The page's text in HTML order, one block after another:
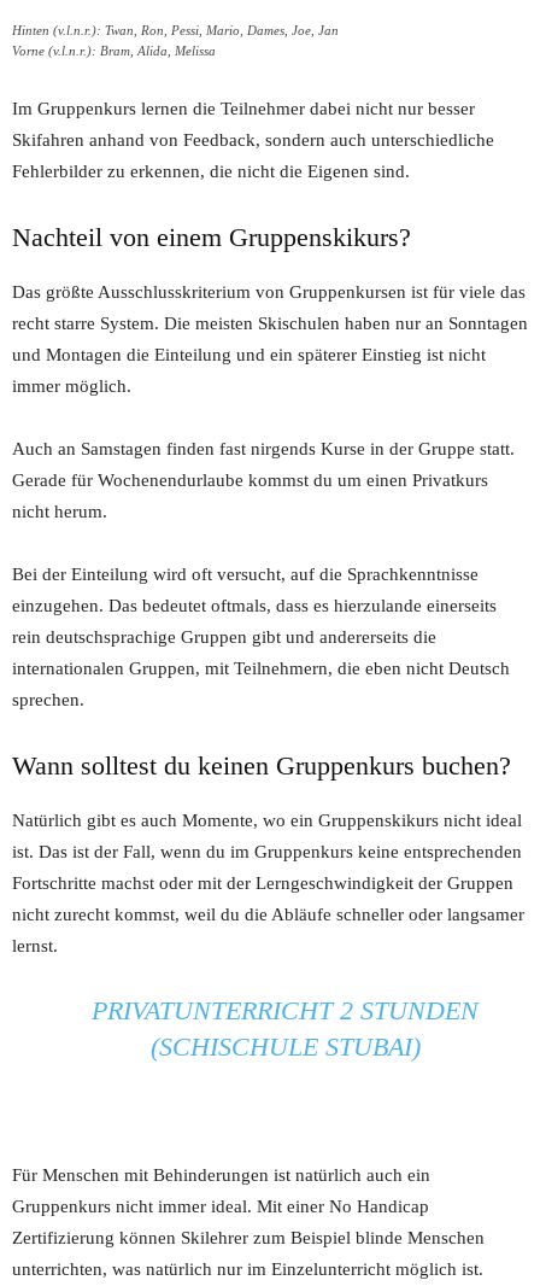
Hinten (v.l.n.r.): Twan, Ron, Pessi, Mario, Dames, Joe, Jan
Vorne (v.l.n.r.): Bram, Alida, Melissa
Im Gruppenkurs lernen die Teilnehmer dabei nicht nur besser
Skifahren anhand von Feedback, sondern auch unterschiedliche
Fehlerbilder zu erkennen, die nicht die Eigenen sind.
Nachteil von einem Gruppenskikurs?
Das größte Ausschlusskriterium von Gruppenkursen ist für viele das
recht starre System. Die meisten Skischulen haben nur an Sonntagen
und Montagen die Einteilung und ein späterer Einstieg ist nicht
immer möglich.
Auch an Samstagen finden fast nirgends Kurse in der Gruppe statt.
Gerade für Wochenendurlaube kommst du um einen Privatkurs
nicht herum.
Bei der Einteilung wird oft versucht, auf die Sprachkenntnisse
einzugehen. Das bedeutet oftmals, dass es hierzulande einerseits
rein deutschsprachige Gruppen gibt und andererseits die
internationalen Gruppen, mit Teilnehmern, die eben nicht Deutsch
sprechen.
Wann solltest du keinen Gruppenkurs buchen?
Natürlich gibt es auch Momente, wo ein Gruppenskikurs nicht ideal
ist. Das ist der Fall, wenn du im Gruppenkurs keine entsprechenden
Fortschritte machst oder mit der Lerngeschwindigkeit der Gruppen
nicht zurecht kommst, weil du die Abläufe schneller oder langsamer
lernst.
PRIVATUNTERRICHT 2 STUNDEN
(SCHISCHULE STUBAI)
Für Menschen mit Behinderungen ist natürlich auch ein
Gruppenkurs nicht immer ideal. Mit einer No Handicap
Zertifizierung können Skilehrer zum Beispiel blinde Menschen
unterrichten, was natürlich nur im Einzelunterricht möglich ist.